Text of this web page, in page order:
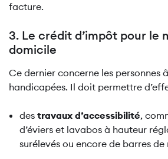
facture.
3. Le crédit d’impôt pour le
domicile
Ce dernier concerne les personnes
handicapées. Il doit permettre
des travaux d’accessibilité,
d’éviers et lavabos à hauteur
surélevés ou encore de barres